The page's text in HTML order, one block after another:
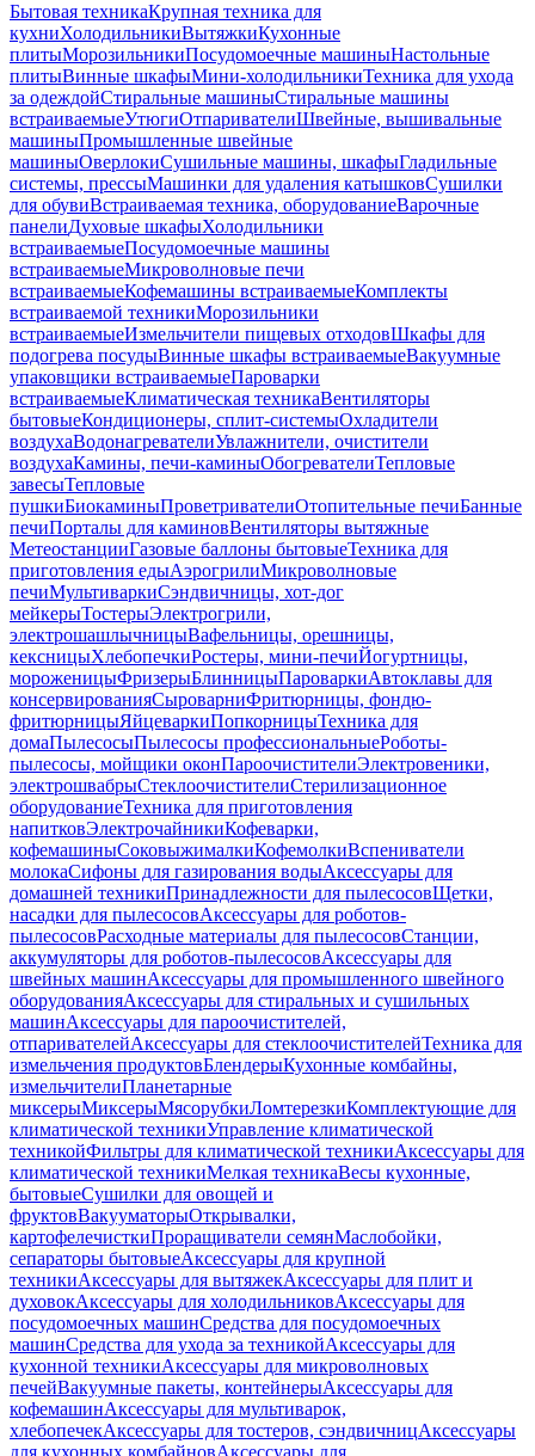
Бытовая техникаКрупная техника для
кухниХолодильникиВытяжкиКухонные
плитыМорозильникиПосудомоечные машиныНастольные
плитыВинные шкафыМини-холодильникиТехника для ухода
за одеждойСтиральные машиныСтиральные машины
встраиваемыеУтюгиОтпаривателиШвейные, вышивальные
машиныПромышленные швейные
машиныОверлокиСушильные машины, шкафыГладильные
системы, прессыМашинки для удаления катышковСушилки
для обувиВстраиваемая техника, оборудованиеВарочные
панелиДуховые шкафыХолодильники
встраиваемыеПосудомоечные машины
встраиваемыеМикроволновые печи
встраиваемыеКофемашины встраиваемыеКомплекты
встраиваемой техникиМорозильники
встраиваемыеИзмельчители пищевых отходовШкафы для
подогрева посудыВинные шкафы встраиваемыеВакуумные
упаковщики встраиваемыеПароварки
встраиваемыеКлиматическая техникаВентиляторы
бытовыеКондиционеры, сплит-системыОхладители
воздухаВодонагревателиУвлажнители, очистители
воздухаКамины, печи-каминыОбогревателиТепловые
завесыТепловые
пушкиБиокаминыПроветривателиОтопительные печиБанные
печиПорталы для каминовВентиляторы вытяжные
МетеостанцииГазовые баллоны бытовыеТехника для
приготовления едыАэрогрилиМикроволновые
печиМультиваркиСэндвичницы, хот-дог
мейкерыТостерыЭлектрогрили,
электрошашлычницыВафельницы, орешницы,
кексницыХлебопечкиРостеры, мини-печиЙогуртницы,
мороженицыФризерыБлинницыПароваркиАвтоклавы для
консервированияСыроварниФритюрницы, фондю-
фритюрницыЯйцеваркиПопкорницыТехника для
домаПылесосыПылесосы профессиональныеРоботы-
пылесосы, мойщики оконПароочистителиЭлектровеники,
электрошвабрыСтеклоочистителиСтерилизационное
оборудованиеТехника для приготовления
напитковЭлектрочайникиКофеварки,
кофемашиныСоковыжималкиКофемолкиВспениватели
молокаСифоны для газирования водыАксессуары для
домашней техникиПринадлежности для пылесосовЩетки,
насадки для пылесосовАксессуары для роботов-
пылесосовРасходные материалы для пылесосовСтанции,
аккумуляторы для роботов-пылесосовАксессуары для
швейных машинАксессуары для промышленного швейного
оборудованияАксессуары для стиральных и сушильных
машинАксессуары для пароочистителей,
отпаривателейАксессуары для стеклоочистителейТехника для
измельчения продуктовБлендерыКухонные комбайны,
измельчителиПланетарные
миксерыМиксерыМясорубкиЛомтерезкиКомплектующие для
климатической техникиУправление климатической
техникойФильтры для климатической техникиАксессуары для
климатической техникиМелкая техникаВесы кухонные,
бытовыеСушилки для овощей и
фруктовВакууматорыОткрывалки,
картофелечисткиПроращиватели семянМаслобойки,
сепараторы бытовыеАксессуары для крупной
техникиАксессуары для вытяжекАксессуары для плит и
духовокАксессуары для холодильниковАксессуары для
посудомоечных машинСредства для посудомоечных
машинСредства для ухода за техникойАксессуары для
кухонной техникиАксессуары для микроволновых
печейВакуумные пакеты, контейнерыАксессуары для
кофемашинАксессуары для мультиварок,
хлебопечекАксессуары для тостеров, сэндвичницАксессуары
для кухонных комбайновАксессуары для